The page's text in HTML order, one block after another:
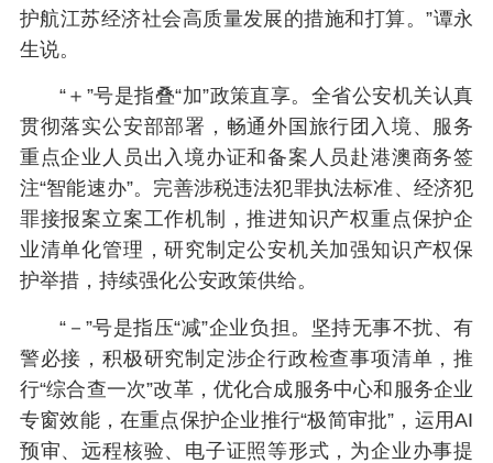
护航江苏经济社会高质量发展的措施和打算。”谭永
生说。
“＋”号是指叠“加”政策直享。全省公安机关认真
贯彻落实公安部部署，畅通外国旅行团入境、服务
重点企业人员出入境办证和备案人员赴港澳商务签
注“智能速办”。完善涉税违法犯罪执法标准、经济犯
罪接报案立案工作机制，推进知识产权重点保护企
业清单化管理，研究制定公安机关加强知识产权保
护举措，持续强化公安政策供给。
“－”号是指压“减”企业负担。坚持无事不扰、有
警必接，积极研究制定涉企行政检查事项清单，推
行“综合查一次”改革，优化合成服务中心和服务企业
专窗效能，在重点保护企业推行“极简审批”，运用AI
预审、远程核验、电子证照等形式，为企业办事提